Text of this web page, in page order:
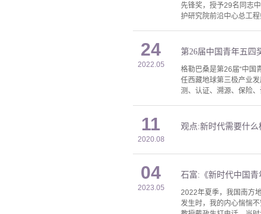
先锋奖，授予29名同志
护研究院前沿中心总工
24
2022.05
第26届中国青年五四
格勒巴桑是第26届“中国
任西藏地球第三极产业
测、认证、溯源、保险、
11
2020.08
观点:新时代需要什
04
2023.05
石富:《新时代中国青
2022年夏季，我国南方
发生时，我的内心惴惴